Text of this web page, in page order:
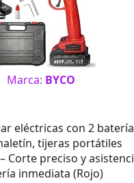
Marca: BYCO
eléctricas con 2
tijeras portátiles
Corte preciso y
inmediata (Rojo)